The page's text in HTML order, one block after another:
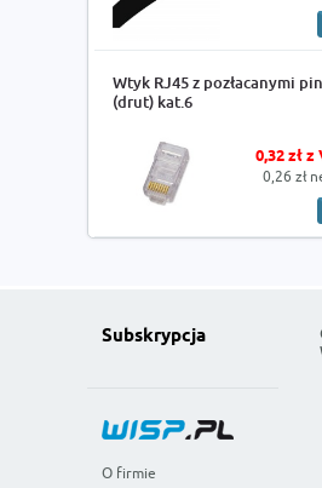
Wtyk RJ45 z pozłacanymi
(drut) kat.6
0,32 zł z
0,26 zł
Subskrypcja
O firmie